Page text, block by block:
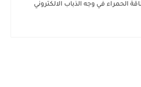
الحمراء في وجه الذباب الالكتروني